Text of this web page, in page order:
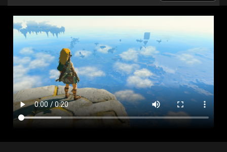
技术解答
科普文章
数码科技
实用技巧